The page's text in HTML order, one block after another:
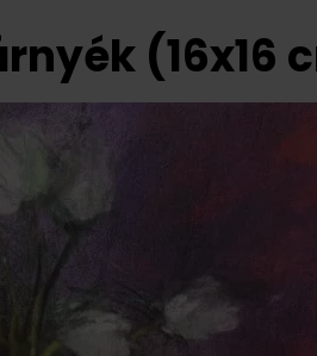
(16x16